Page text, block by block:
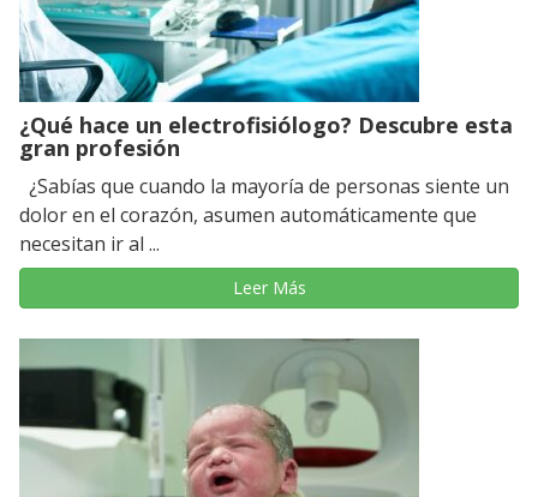
¿Qué hace un electrofisiólogo? Descubre esta
gran profesión
¿Sabías que cuando la mayoría de personas siente un
dolor en el corazón, asumen automáticamente que
necesitan ir al ...
Leer Más